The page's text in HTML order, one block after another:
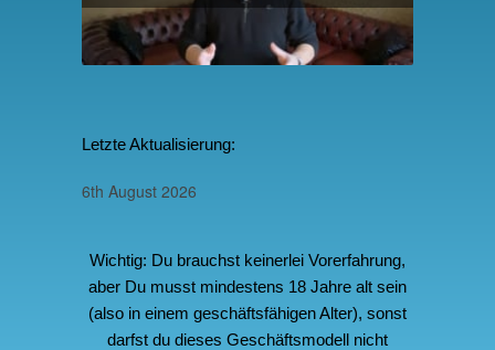
Letzte Aktualisierung:
6th August 2026
Wichtig: Du brauchst keinerlei Vorerfahrung,
aber Du musst mindestens 18 Jahre alt sein
(also in einem geschäftsfähigen Alter), sonst
darfst du dieses Geschäftsmodell nicht